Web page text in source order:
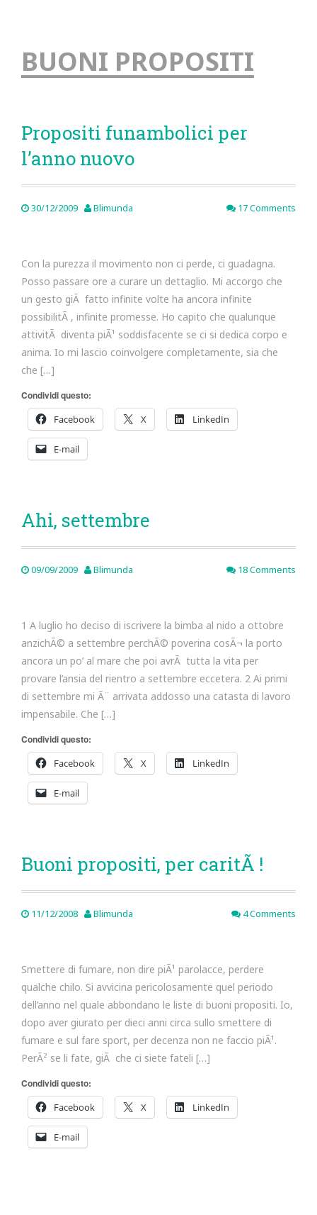
BUONI PROPOSITI
Propositi funambolici per
l’anno nuovo
30/12/2009 Blimunda 17 Comments
Con la purezza il movimento non ci perde, ci guadagna.
Posso passare ore a curare un dettaglio. Mi accorgo che
un gesto giÃ fatto infinite volte ha ancora infinite
possibilitÃ , infinite promesse. Ho capito che qualunque
attivitÃ diventa piÃ¹ soddisfacente se ci si dedica corpo e
anima. Io mi lascio coinvolgere completamente, sia che
che […]
Condividi questo:
Facebook
X LinkedIn
E-mail
Ahi, settembre
09/09/2009 Blimunda 18 Comments
1 A luglio ho deciso di iscrivere la bimba al nido a ottobre
anzichÃ© a settembre perchÃ© poverina cosÃ¬ la porto
ancora un po’ al mare che poi avrÃ tutta la vita per
provare l’ansia del rientro a settembre eccetera. 2 Ai primi
di settembre mi Ã¨ arrivata addosso una catasta di lavoro
impensabile. Che […]
Condividi questo:
Facebook
X LinkedIn
E-mail
Buoni propositi, per caritÃ !
11/12/2008 Blimunda 4 Comments
Smettere di fumare, non dire piÃ¹ parolacce, perdere
qualche chilo. Si avvicina pericolosamente quel periodo
dell’anno nel quale abbondano le liste di buoni propositi. Io,
dopo aver giurato per dieci anni circa sullo smettere di
fumare e sul fare sport, per decenza non ne faccio piÃ¹.
PerÃ² se li fate, giÃ che ci siete fateli […]
Condividi questo:
Facebook
X LinkedIn
E-mail